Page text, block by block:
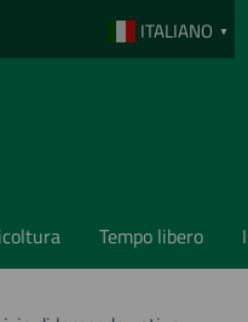
ITALIANO ▼
Tempo libero